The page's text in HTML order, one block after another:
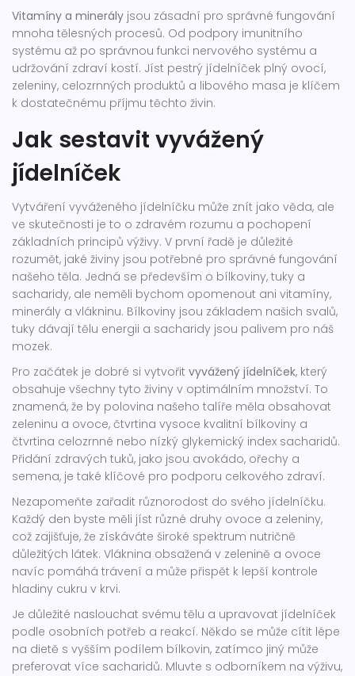
Vitamíny a minerály jsou zásadní pro správné fungování
mnoha tělesných procesů. Od podpory imunitního
systému až po správnou funkci nervového systému a
udržování zdraví kostí. Jíst pestrý jídelníček plný ovocí,
zeleniny, celozrnných produktů a libového masa je klíčem
k dostatečnému příjmu těchto živin.
Jak sestavit vyvážený
jídelníček
Vytváření vyváženého jídelníčku může znít jako věda, ale
ve skutečnosti je to o zdravém rozumu a pochopení
základních principů výživy. V první řadě je důležité
rozumět, jaké živiny jsou potřebné pro správné fungování
našeho těla. Jedná se především o bílkoviny, tuky a
sacharidy, ale neměli bychom opomenout ani vitamíny,
minerály a vlákninu. Bílkoviny jsou základem našich svalů,
tuky dávají tělu energii a sacharidy jsou palivem pro náš
mozek.
Pro začátek je dobré si vytvořit vyvážený jídelníček, který
obsahuje všechny tyto živiny v optimálním množství. To
znamená, že by polovina našeho talíře měla obsahovat
zeleninu a ovoce, čtvrtina vysoce kvalitní bílkoviny a
čtvrtina celozrnné nebo nízký glykemický index sacharidů.
Přidání zdravých tuků, jako jsou avokádo, ořechy a
semena, je také klíčové pro podporu celkového zdraví.
Nezapomeňte zařadit různorodost do svého jídelníčku.
Každý den byste měli jíst různé druhy ovoce a zeleniny,
což zajišťuje, že získáváte široké spektrum nutričně
důležitých látek. Vláknina obsažená v zelenině a ovoce
navíc pomáhá trávení a může přispět k lepší kontrole
hladiny cukru v krvi.
Je důležité naslouchat svému tělu a upravovat jídelníček
podle osobních potřeb a reakcí. Někdo se může cítit lépe
na dietě s vyšším podílem bílkovin, zatímco jiný může
preferovat více sacharidů. Mluvte s odborníkem na výživu,